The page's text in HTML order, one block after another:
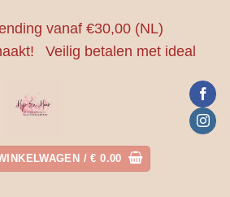
vanaf €30,00 (NL)
Veilig betalen met ideal
/€ 0.00